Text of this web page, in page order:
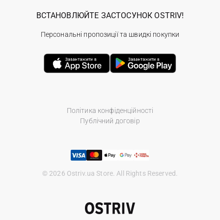
Політика конфіденційності
Публічний договір
© 2026 Ostriv.ua Store. All Rights Reserved.
ВСТАНОВЛЮЙТЕ ЗАСТОСУНОК OSTRIV!
Персональні пропозиції та швидкі покупки